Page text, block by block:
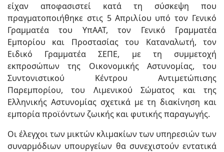
είχαν αποφασιστεί κατά τη σύσκεψη που
πραγματοποιήθηκε στις 5 Απριλίου υπό τον Γενικό
Γραμματέα του ΥπΑΑΤ, τον Γενικό Γραμματέα
Εμπορίου και Προστασίας του Καταναλωτή, τον
Ειδικό Γραμματέα ΣΕΠΕ, με τη συμμετοχή
εκπροσώπων της Οικονομικής Αστυνομίας, του
Συντονιστικού Κέντρου Αντιμετώπισης
Παρεμπορίου, του Λιμενικού Σώματος και της
Ελληνικής Αστυνομίας σχετικά με τη διακίνηση και
εμπορία προϊόντων ζωικής και φυτικής παραγωγής.
Οι έλεγχοι των μικτών κλιμακίων των υπηρεσιών των
συναρμόδιων υπουργείων θα συνεχιστούν εντατικά